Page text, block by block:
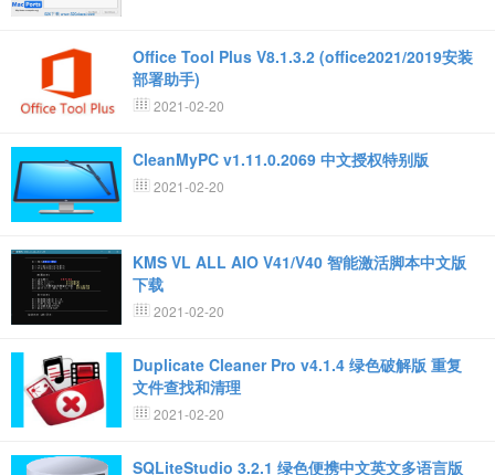
Office Tool Plus V8.1.3.2 (office2021/2019安装
部署助手)
2021-02-20
CleanMyPC v1.11.0.2069 中文授权特别版
2021-02-20
KMS VL ALL AIO V41/V40 智能激活脚本中文版
下载
2021-02-20
Duplicate Cleaner Pro v4.1.4 绿色破解版 重复
文件查找和清理
2021-02-20
SQLiteStudio 3.2.1 绿色便携中文英文多语言版